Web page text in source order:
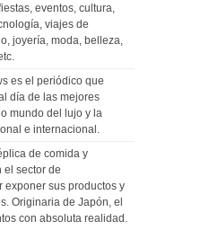
eventos, cultura,
viajes de
joyería, moda, belleza,
es el periódico que
día de las mejores
mundo del lujo y la
e internacional.
de comida y
el sector de
exponer sus productos y
Originaria de Japón, el
con absoluta realidad.